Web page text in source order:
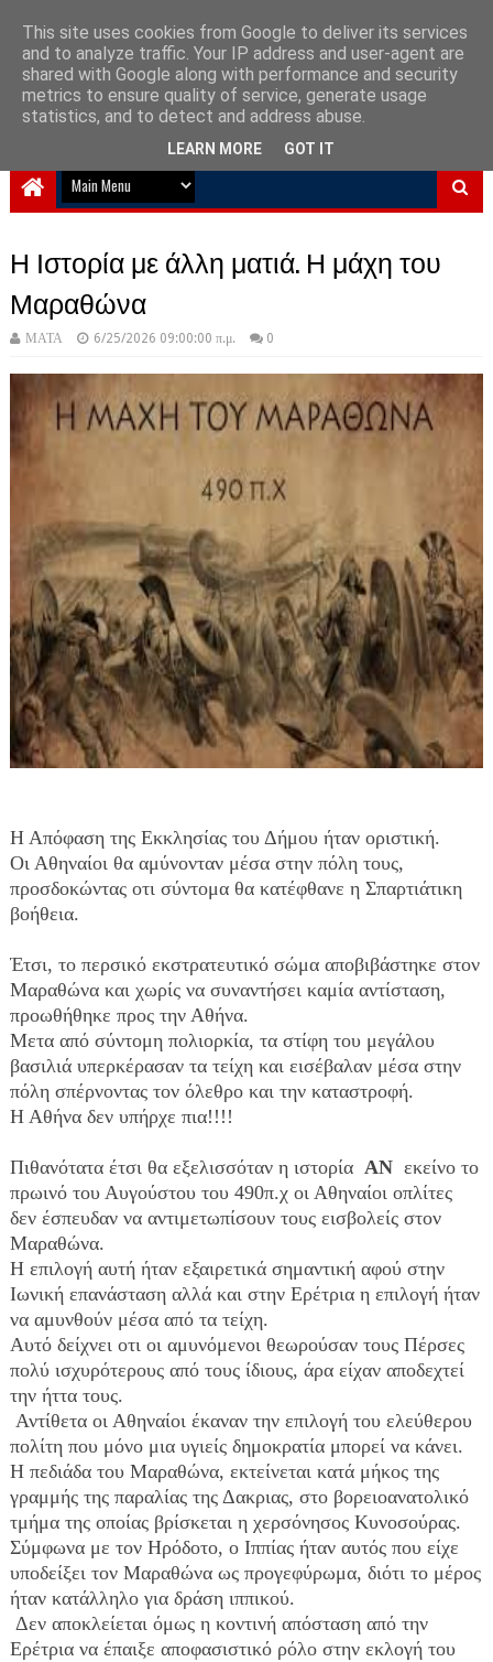
NewPlanet09
Ειδήσεις νέα από την Ελλάδα και τον κόσμο
Η Ιστορία με άλλη ματιά. Η μάχη του
Μαραθώνα
ΜΑΤΑ 6/25/2026 09:00:00 π.μ. 0
Η Απόφαση της Εκκλησίας του Δήμου ήταν οριστική.
Οι Αθηναίοι θα αμύνονταν μέσα στην πόλη τους,
προσδοκώντας οτι σύντομα θα κατέφθανε η Σπαρτιάτικη
βοήθεια.
Έτσι, το περσικό εκστρατευτικό σώμα αποβιβάστηκε στον
Μαραθώνα και χωρίς να συναντήσει καμία αντίσταση,
προωθήθηκε προς την Αθήνα.
Μετα από σύντομη πολιορκία, τα στίφη του μεγάλου
βασιλιά υπερκέρασαν τα τείχη και εισέβαλαν μέσα στην
πόλη σπέρνοντας τον όλεθρο και την καταστροφή.
Η Αθήνα δεν υπήρχε πια!!!!
Πιθανότατα έτσι θα εξελισσόταν η ιστορία ΑΝ
  εκείνο το
πρωινό του Αυγούστου του 490π.χ οι Αθηναίοι οπλίτες
δεν έσπευδαν να αντιμετωπίσουν τους εισβολείς στον
Μαραθώνα.
Η επιλογή αυτή ήταν εξαιρετικά σημαντική αφού στην
Ιωνική επανάσταση αλλά και στην Ερέτρια η επιλογή ήταν
να αμυνθούν μέσα από τα τείχη.
Αυτό δείχνει οτι οι αμυνόμενοι θεωρούσαν τους Πέρσες
πολύ ισχυρότερους από τους ίδιους, άρα είχαν αποδεχτεί
την ήττα τους.
πολίτη που μόνο μια υγιείς δημοκρατία μπορεί να κάνει.
Η πεδιάδα του Μαραθώνα, εκτείνεται κατά μήκος της
γραμμής της παραλίας της Δακριας, στο βορειοανατολικό
τμήμα της οποίας βρίσκεται η χερσόνησος Κυνοσούρας.
Σύμφωνα με τον Ηρόδοτο, ο Ιππίας ήταν αυτός που είχε
υποδείξει τον Μαραθώνα ως προγεφύρωμα, διότι το μέρος
ήταν κατάλληλο για δράση ιππικού.
Ερέτρια να έπαιξε αποφασιστικό ρόλο στην εκλογή του
This site uses cookies from Google to deliver its services
and to analyze traffic. Your IP address and user-agent are
shared with Google along with performance and security
metrics to ensure quality of service, generate usage
statistics, and to detect and address abuse.
LEARN MORE GOT IT